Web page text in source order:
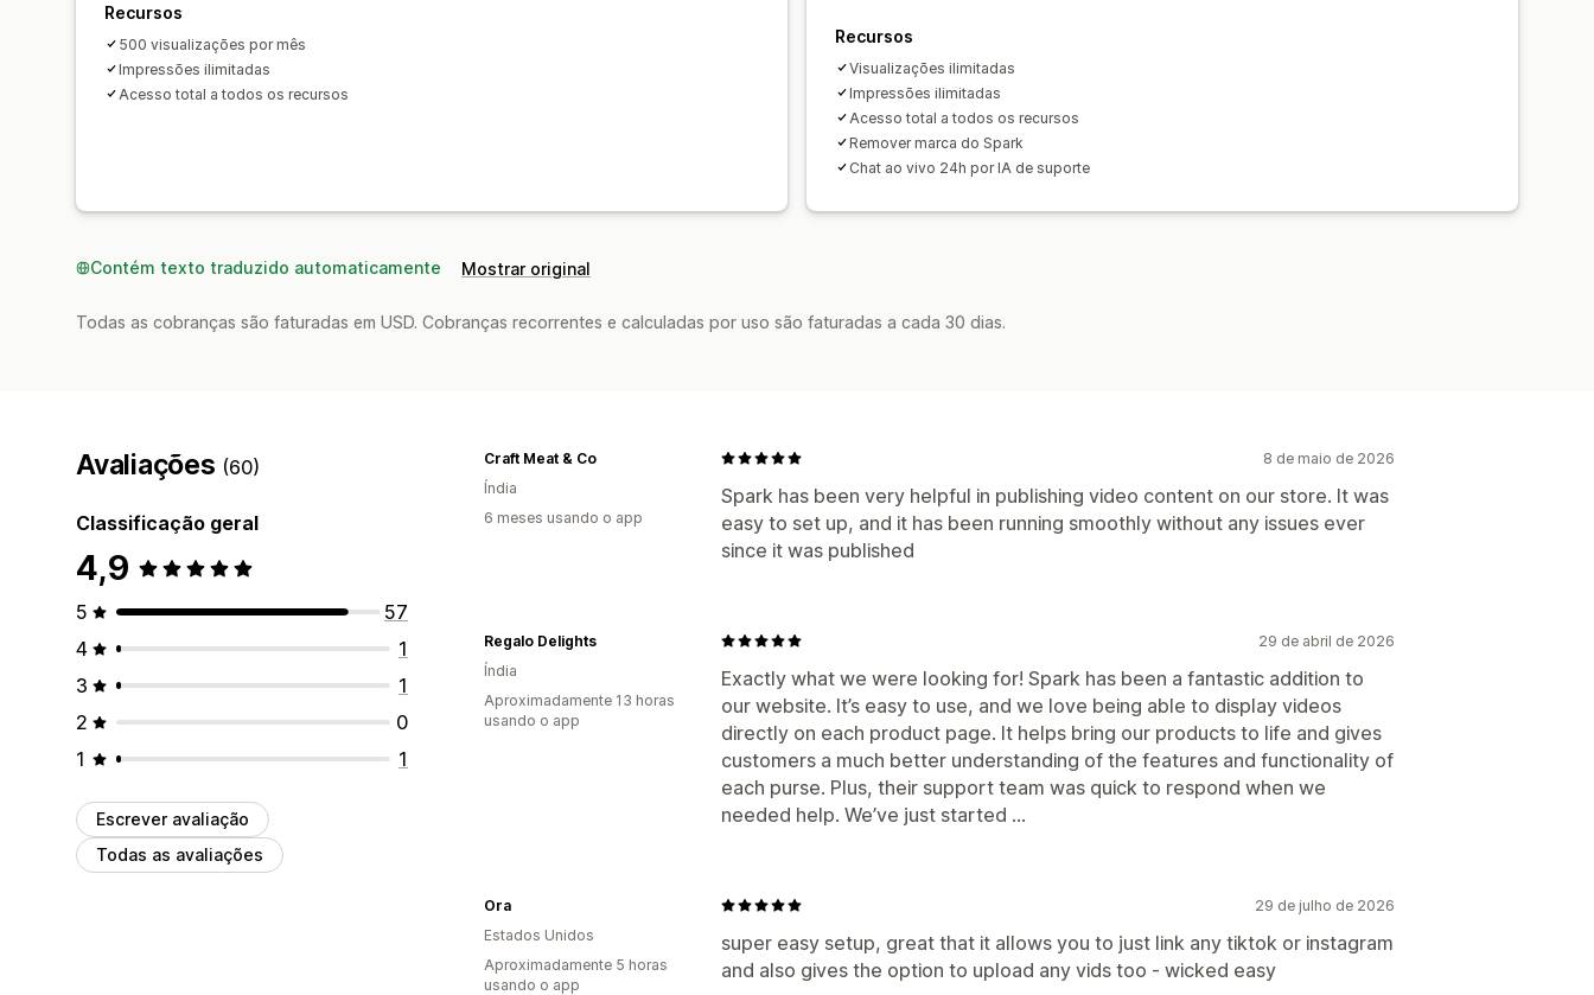
Recursos
500 visualizações por mês
Impressões ilimitadas
Acesso total a todos os recursos
Recursos
Visualizações ilimitadas
Impressões ilimitadas
Acesso total a todos os recursos
Remover marca do Spark
Chat ao vivo 24h por IA de suporte
Contém texto traduzido automaticamente Mostrar original
Todas as cobranças são faturadas em USD. Cobranças recorrentes e calculadas por uso são faturadas a cada 30 dias.
Avaliações (60)
Classificação geral
4,9
5
57
4
1
3
1
2
0
1
1
Escrever avaliação
Todas as avaliações
8 de maio de 2026
Spark has been very helpful in publishing video content on our store. It was
easy to set up, and it has been running smoothly without any issues ever
since it was published
Craft Meat & Co
Índia
6 meses usando o app
29 de abril de 2026
Exactly what we were looking for! Spark has been a fantastic addition to
our website. It’s easy to use, and we love being able to display videos
directly on each product page. It helps bring our products to life and gives
customers a much better understanding of the features and functionality of
each purse. Plus, their support team was quick to respond when we
needed help. We’ve just started ...
Regalo Delights
Índia
Aproximadamente 13 horas
usando o app
29 de julho de 2026
super easy setup, great that it allows you to just link any tiktok or instagram
and also gives the option to upload any vids too - wicked easy
Ora
Estados Unidos
Aproximadamente 5 horas
usando o app